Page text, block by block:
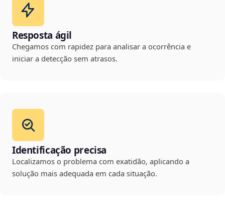
Resposta ágil
Chegamos com rapidez para analisar a ocorrência e
iniciar a detecção sem atrasos.
Identificação precisa
Localizamos o problema com exatidão, aplicando a
solução mais adequada em cada situação.